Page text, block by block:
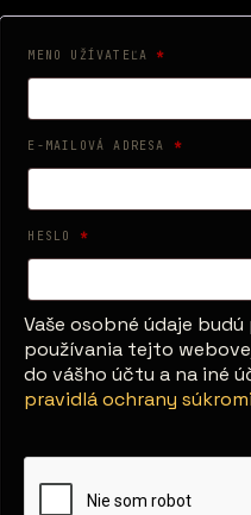
MENO UŽÍVATEĽA *POVINNÉ
E-MAILOVÁ ADRESA *POVINNÉ
HESLO *POVINNÉ
Vaše osobné údaje
používania tejto
do vášho účtu a na iné
pravidlá ochrany